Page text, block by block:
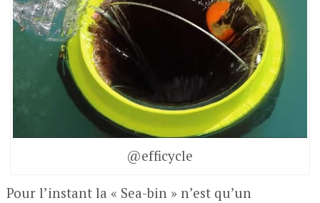
@efficycle
Pour l’instant la « Sea-bin » n’est qu’un